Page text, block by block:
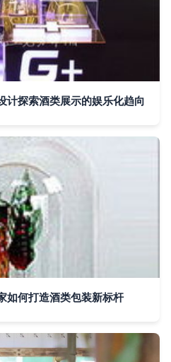
计探索酒类展示的娱乐化趋向
如何打造酒类包装新标杆